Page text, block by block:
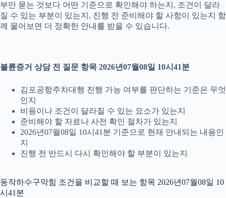
부만 묻는 것보다 어떤 기준으로 확인해야 하는지, 조건이 달라
질 수 있는 부분이 있는지, 진행 전 준비해야 할 사항이 있는지 함
께 물어보면 더 정확한 안내를 받을 수 있습니다.
불륜증거 상담 전 질문 항목 2026년07월08일 10시41분
김포공항주차대행 진행 가능 여부를 판단하는 기준은 무엇
인지
비용이나 조건이 달라질 수 있는 요소가 있는지
준비해야 할 자료나 사전 확인 절차가 있는지
2026년07월08일 10시41분 기준으로 현재 안내되는 내용인
지
진행 전 반드시 다시 확인해야 할 부분이 있는지
동작하수구막힘 조건을 비교할 때 보는 항목 2026년07월08일 10
시41분